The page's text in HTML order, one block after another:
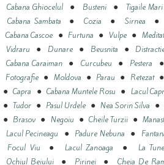
Cabana Ghiocelul ● Busteni● Tigaile Mari
Cabana Sambata ●Cozia ●Sirnea ●
Cabana Cascoe ● Furtuna ● Vulpe●
Vidraru ● Dunare● Beusnita ●
Cabana Caraiman ● Curcubeu ● Pestera
Fotografie ● Moldova ● Parau ● Retezat
●Capra ● Cabana Muntele Rosu ● Lacul
● Tudor ● Pasul Urdele ● Nea Sorin Silva ●
● Brasov ● Negoiu ● Cheile Turzii ●
Lacul Pecineagu ● Padure Nebuna ●
Focul Viu ● Lacul Zanoaga ● La
Ochiul Beiului ● Pirinei ● Cheia De